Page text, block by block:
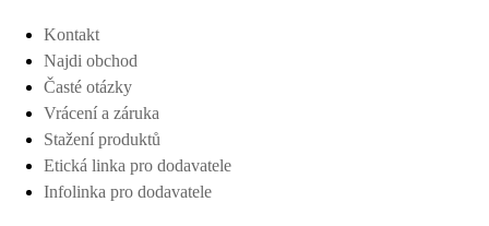
Kontakt
Najdi obchod
Časté otázky
Vrácení a záruka
Stažení produktů
Etická linka pro dodavatele
Infolinka pro dodavatele